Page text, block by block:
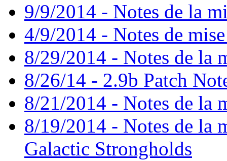
9/9/2014 - Notes de la
4/9/2014 - Notes de
8/29/2014 - Notes de la
8/26/14 - 2.9b Patch
8/21/2014 - Notes de la
8/19/2014 - Notes de la
Galactic Strongholds